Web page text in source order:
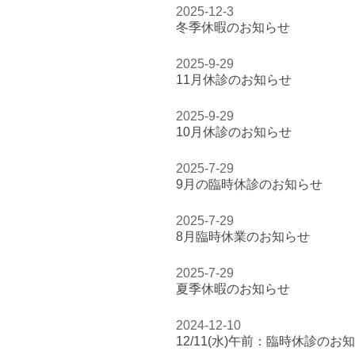
2025-12-3
冬季休暇のお知らせ
2025-9-29
11月休診のお知らせ
2025-9-29
10月休診のお知らせ
2025-7-29
9月の臨時休診のお知らせ
2025-7-29
8月臨時休業のお知らせ
2025-7-29
夏季休暇のお知らせ
2024-12-10
12/11(水)午前：臨時休診のお